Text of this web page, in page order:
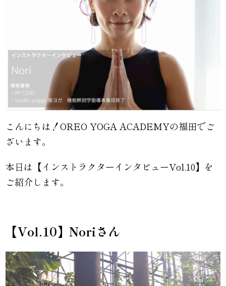
こんにちは！OREO YOGA ACADEMYの福田でご
ざいます。
本日は【インストラクターインタビューVol.10】を
ご紹介します。
【Vol.10】Noriさん